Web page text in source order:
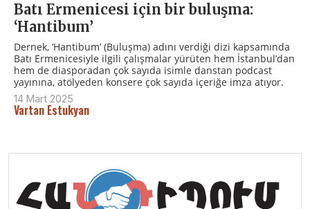
Batı Ermenicesi için bir buluşma:
‘Hantibum’
Dernek, ‘Hantibum’ (Buluşma) adını verdiği dizi kapsamında
Batı Ermenicesiyle ilgili çalışmalar yürüten hem İstanbul’dan
hem de diasporadan çok sayıda isimle danstan podcast
yayınına, atölyeden konsere çok sayıda içeriğe imza atıyor.
14 Mart 2025
Vartan Estukyan